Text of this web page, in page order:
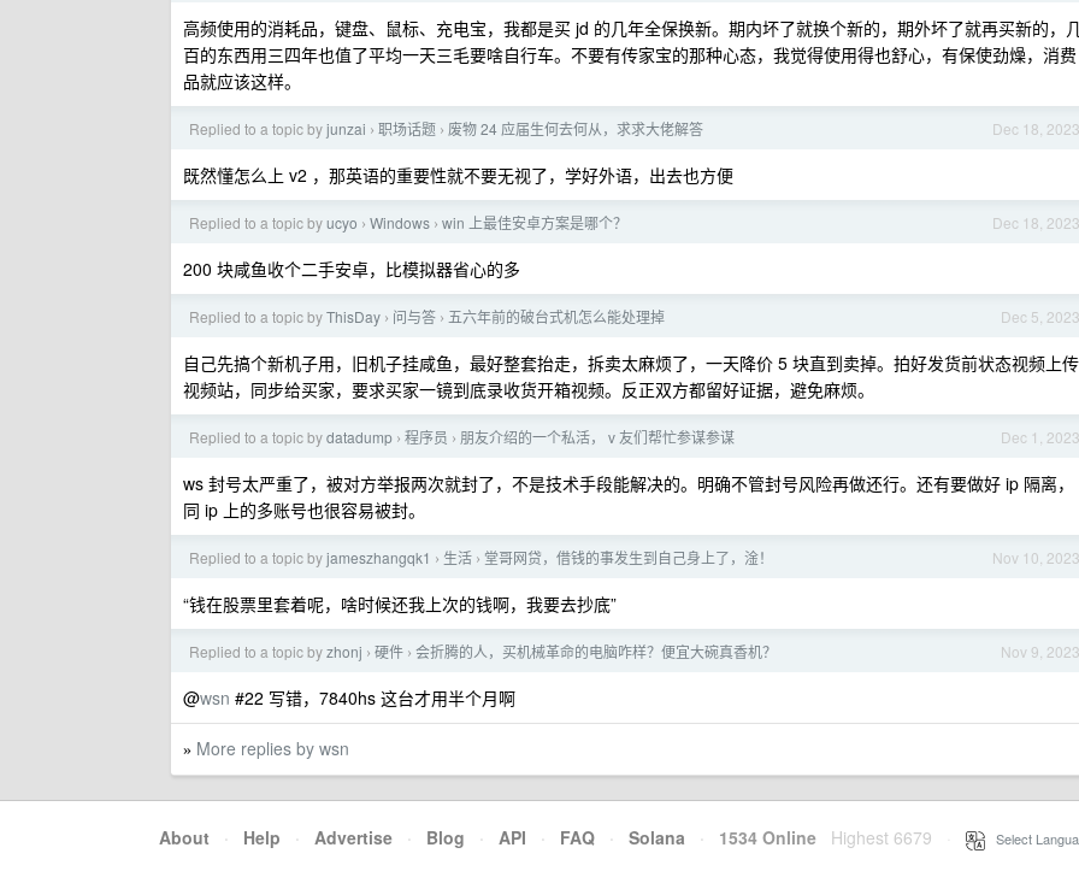
高频使用的消耗品，键盘、鼠标、充电宝，我都是买 jd 的几年全保换新。期内坏了就换个新的，期外坏了就再买新的，
百的东西用三四年也值了平均一天三毛要啥自行车。不要有传家宝的那种心态，我觉得使用得也舒心，有保使劲燥，消费
品就应该这样。
Dec 18, 2023
Replied to a topic byjunzai › 职场话题 › 废物 24 应届生何去何从，求求大佬解答
既然懂怎么上 v2 ，那英语的重要性就不要无视了，学好外语，出去也方便
Dec 18, 2023
Replied to a topic byucyo › Windows › win 上最佳安卓方案是哪个？
200 块咸鱼收个二手安卓，比模拟器省心的多
Dec 5, 2023
Replied to a topic byThisDay › 问与答 › 五六年前的破台式机怎么能处理掉
自己先搞个新机子用，旧机子挂咸鱼，最好整套抬走，拆卖太麻烦了，一天降价 5 块直到卖掉。拍好发货前状态视频上传
视频站，同步给买家，要求买家一镜到底录收货开箱视频。反正双方都留好证据，避免麻烦。
Dec 1, 2023
Replied to a topic bydatadump › 程序员 › 朋友介绍的一个私活， v 友们帮忙参谋参谋
ws 封号太严重了，被对方举报两次就封了，不是技术手段能解决的。明确不管封号风险再做还行。还有要做好 ip 隔离，
同 ip 上的多账号也很容易被封。
Nov 10, 2023
Replied to a topic byjameszhangqk1 › 生活 › 堂哥网贷，借钱的事发生到自己身上了，淦！
“钱在股票里套着呢，啥时候还我上次的钱啊，我要去抄底”
Nov 9, 2023
Replied to a topic byzhonj › 硬件 › 会折腾的人，买机械革命的电脑咋样？便宜大碗真香机？
@wsn #22 写错，7840hs 这台才用半个月啊
» More replies by wsn
About · Help · Advertise · Blog · API · FAQ · Solana · 1534 Online Highest 6679 Select